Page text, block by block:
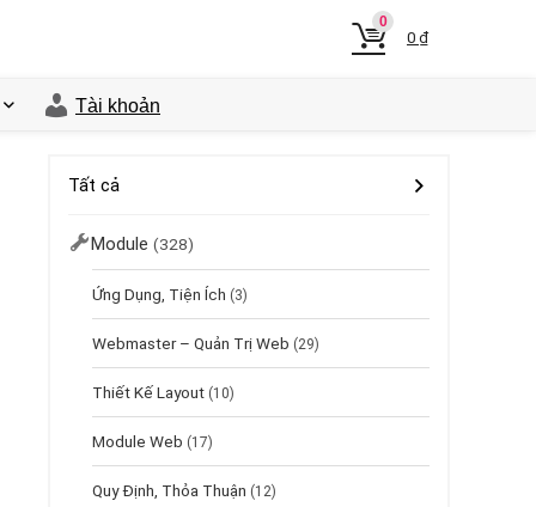
0
0 ₫
Tài khoản
Tất cả
Module (328)
Ứng Dụng, Tiện Ích (3)
Webmaster – Quản Trị Web (29)
Thiết Kế Layout (10)
Module Web (17)
Quy Định, Thỏa Thuận (12)